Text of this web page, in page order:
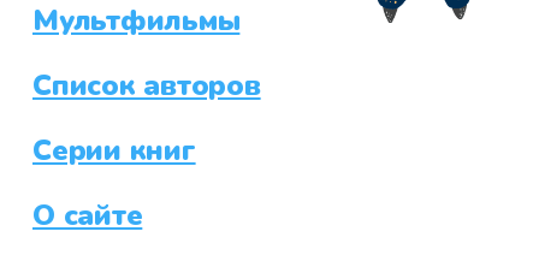
Мультфильмы
Список авторов
Серии книг
О сайте